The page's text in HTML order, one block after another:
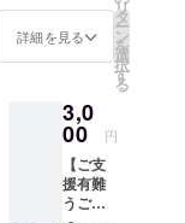
ルース
を1個
・
JEREV
インス
トアに
て使用
して頂
けます
500OFF
詳細を見る
リ
タ
ー
ン
を
選
択
す
る
3,0
00 円
【ご支
援有難
うござ